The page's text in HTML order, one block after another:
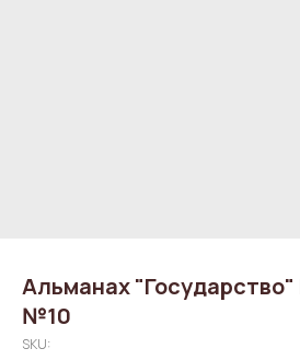
Альманах "Государство"
№10
SKU: